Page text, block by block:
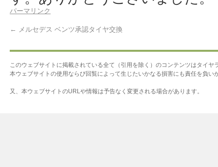
パーマリンク
← メルセデス ベンツ承認タイヤ交換
このウェブサイトに掲載されている全て（引用を除く）のコンテンツはタイヤ
本ウェブサイトの使用ならび回覧によって生じたいかなる損害にも責任を負い
又、本ウェブサイトのURLや情報は予告なく変更される場合があります。